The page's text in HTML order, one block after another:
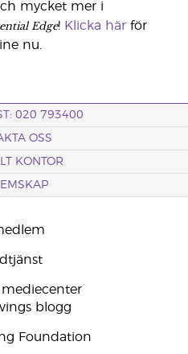
mycket mer i
Edge! Klicka här för
nu.
020 793400
OSS
KONTOR
mediecenter
blogg
Foundation